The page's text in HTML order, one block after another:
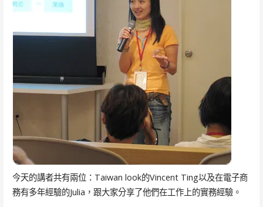
今天的講者共有兩位：Taiwan look的Vincent Ting以及在電子商
務有多年經驗的Julia，跟大家分享了他們在工作上的實務經驗。